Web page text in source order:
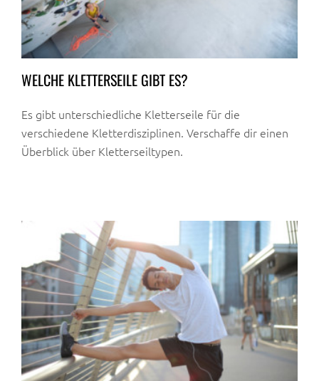
WELCHE KLETTERSEILE GIBT ES?
Es gibt unterschiedliche Kletterseile für die
verschiedene Kletterdisziplinen. Verschaffe dir einen
Überblick über Kletterseiltypen.